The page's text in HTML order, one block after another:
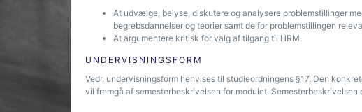
At udvælge, belyse, diskutere og analysere problemstillinger
begrebsdannelser og teorier samt de for problemstillingen
At argumentere kritisk for valg af tilgang til HRM.
UNDERVISNINGSFORM
Vedr. undervisningsform henvises til studieordningens §17. Den
vil fremgå af semesterbeskrivelsen for modulet.